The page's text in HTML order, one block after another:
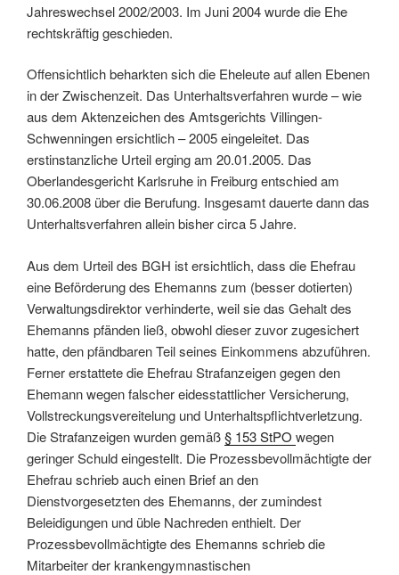
Jahreswechsel 2002/2003. Im Juni 2004 wurde die Ehe
rechtskräftig geschieden.
Offensichtlich beharkten sich die Eheleute auf allen Ebenen
in der Zwischenzeit. Das Unterhaltsverfahren wurde – wie
aus dem Aktenzeichen des Amtsgerichts Villingen-
Schwenningen ersichtlich – 2005 eingeleitet. Das
erstinstanzliche Urteil erging am 20.01.2005. Das
Oberlandesgericht Karlsruhe in Freiburg entschied am
30.06.2008 über die Berufung. Insgesamt dauerte dann das
Unterhaltsverfahren allein bisher circa 5 Jahre.
Aus dem Urteil des BGH ist ersichtlich, dass die Ehefrau
eine Beförderung des Ehemanns zum (besser dotierten)
Verwaltungsdirektor verhinderte, weil sie das Gehalt des
Ehemanns pfänden ließ, obwohl dieser zuvor zugesichert
hatte, den pfändbaren Teil seines Einkommens abzuführen.
Ferner erstattete die Ehefrau Strafanzeigen gegen den
Ehemann wegen falscher eidesstattlicher Versicherung,
Vollstreckungsvereitelung und Unterhaltspflichtverletzung.
Die Strafanzeigen wurden gemäß§ 153 StPO wegen
geringer Schuld eingestellt. Die Prozessbevollmächtigte der
Ehefrau schrieb auch einen Brief an den
Dienstvorgesetzten des Ehemanns, der zumindest
Beleidigungen und üble Nachreden enthielt. Der
Prozessbevollmächtigte des Ehemanns schrieb die
Mitarbeiter der krankengymnastischen